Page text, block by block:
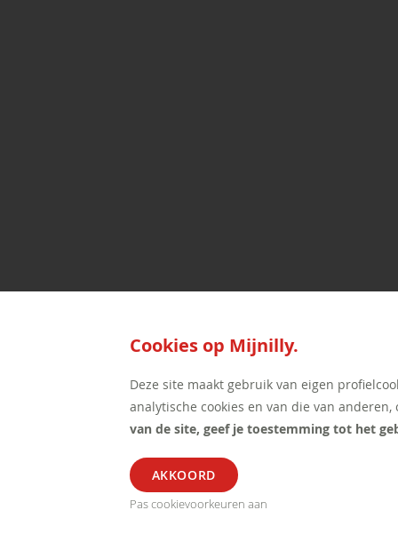
Cookies op Mijnilly.
Deze site maakt gebruik van eigen
analytische cookies en van die van
van de site, geef je toestemming tot het
Pas cookievoorkeuren aan